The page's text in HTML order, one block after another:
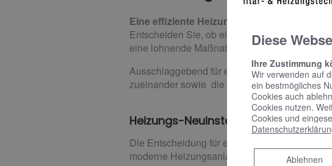
Eine effiziente Heizungsanlage hilft
Entscheiden Sie, ob eine neue Anlage
eine lohnende Maßnahme ist.
Ausschlaggebend für eine effiziente
zueinander​ sowie die Einhaltung der
Heizungs-Neuinstallation
Die Entscheidung für eine neue
moderne Heizungsanlage stellen.
Diese
Ihre Zustimmung
Wir verwenden auf
ein bestmögliches
Cookies auch
Cookies nutzen.
Cookies und
Ablehnen
Ablehnen